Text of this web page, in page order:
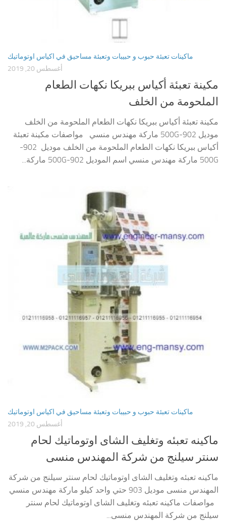
ماكينات تعبئة حبوب و حبيبات وتعبئة مساحيق في اكياس اوتوماتيك
أغسطس 20, 2019
مكينة تعبئة أكياس ببريكا نكهات الطعام
الملحومة من الخلف
مكينة تعبئة أكياس ببريكا نكهات الطعام الملحومة من الخلف
موديل 902-500G ماركة مهندس منسي مواصفات مكينة تعبئة
أكياس ببريكا نكهات الطعام الملحومة من الخلف موديل 902-
500G ماركة مهندس منسي اسم الموديل 902-500G ماركة...
ماكينات تعبئة حبوب و حبيبات وتعبئة مساحيق في اكياس اوتوماتيك
أغسطس 20, 2019
ماكينه تعبئه وتغليف الشاى اوتوماتيك لحام
سنتر سيلنج من شركة المهندس منسى
ماكينه تعبئه وتغليف الشاى اوتوماتيك لحام سنتر سيلنج من شركة
المهندس منسى موديل 903 حتي واحد كيلو ماركة مهندس منسي
مواصفات ماكينه تعبئه وتغليف الشاى اوتوماتيك لحام سنتر
سيلنج من شركة المهندس منسى...